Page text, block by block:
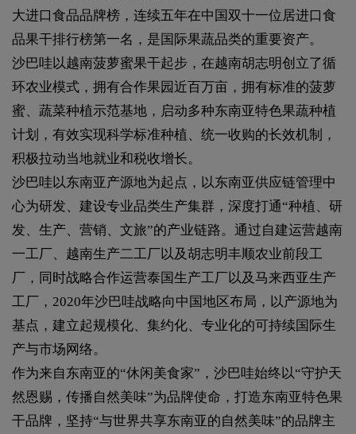
大进口食品品牌榜，连续五年在中国双十一位居进口食
品果干排行榜第一名，是国际果蔬品类的重要资产。
沙巴哇以越南菠萝蜜果干起步，在越南胡志明创立了循
环农业模式，拥有合作果园近百万亩，拥有标准的菠萝
蜜、蔬菜种植示范基地，启动多种东南亚特色果蔬种植
计划，有效实现科学标准种植、统一收购的长效机制，
积极拉动当地就业和税收增长。
沙巴哇以东南亚产源地为起点，以东南亚供应链管理中
心为研发、建设专业品类生产集群，深度打通“种植、研
发、生产、营销、文旅”的产业链路。通过自建运营越南
一工厂、越南生产二工厂以及胡志明丰顺农业前段工
厂，同时战略合作运营泰国生产工厂以及马来西亚生产
工厂，2020年沙巴哇战略向中国地区布局，以产源地为
基点，建立起规模化、集约化、专业化的可持续国际生
产与市场网络。
作为来自东南亚的“休闲美食家”，沙巴哇始终以“守护天
然恩赐，传播自然美味”为品牌使命，打造东南亚特色果
干品牌，坚持“与世界共享东南亚的自然美味”的品牌主